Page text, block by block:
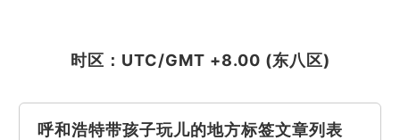
时区：UTC/GMT +8.00 (东八区)
呼和浩特带孩子玩儿的地方标签文章列表